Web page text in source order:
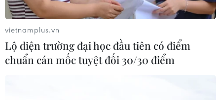
và Lăng Chủ tịch Hồ Chí Minh
02/03/2019 03:34
Sáng 2/3, nhà lãnh đạo Triều Tiên Kim Jong-un đã đến
viếng Lăng Chủ tịch Hồ Chí Minh trước khi rời Hà Nội,
kết thúc chuyến công du tại Việt Nam.
vietnamplus.vn
Lộ diện trường đại học đầu tiên có điểm
chuẩn cán mốc tuyệt đối 30/30 điểm